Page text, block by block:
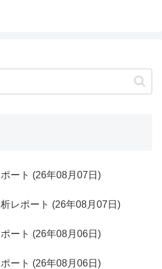
ート (26年08月07日)
レポート (26年08月07日)
ート (26年08月06日)
ート (26年08月06日)